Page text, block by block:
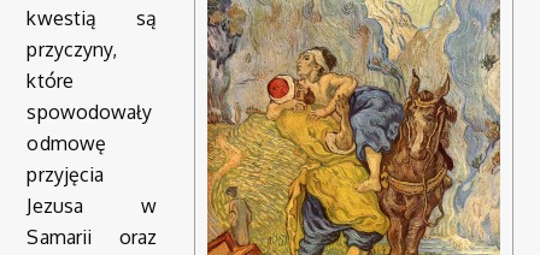
kwestią są
przyczyny,
które
spowodowały
odmowę
przyjęcia
Jezusa w
Samarii oraz